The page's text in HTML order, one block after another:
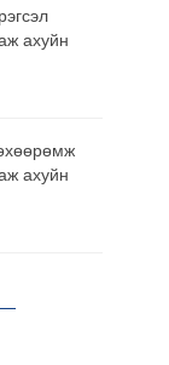
ахуйн
ахуйн